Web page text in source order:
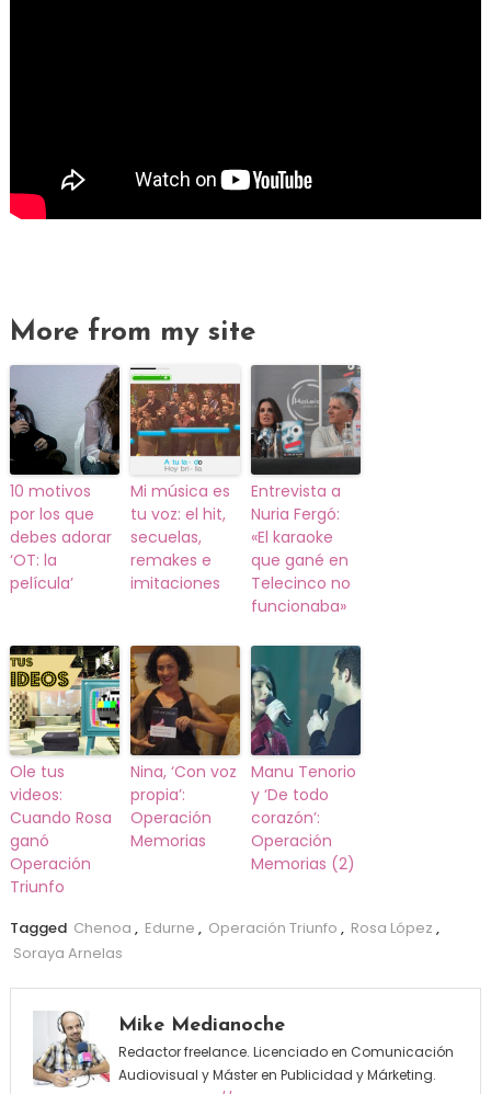
More from my site
10 motivos
por los que
debes adorar
‘OT: la
película’
Mi música es
tu voz: el hit,
secuelas,
remakes e
imitaciones
Entrevista a
Nuria Fergó:
«El karaoke
que gané en
Telecinco no
funcionaba»
Ole tus
videos:
Cuando Rosa
ganó
Operación
Triunfo
Nina, ‘Con voz
propia’:
Operación
Memorias
Manu Tenorio
y ‘De todo
corazón’:
Operación
Memorias (2)
Tagged Chenoa , Edurne , Operación Triunfo , Rosa López ,
Soraya Arnelas
Mike Medianoche
Redactor freelance. Licenciado en Comunicación
Audiovisual y Máster en Publicidad y Márketing.